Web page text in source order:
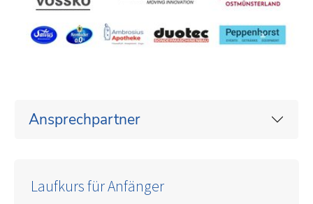
Ansprechpartner
Laufkurs für Anfänger